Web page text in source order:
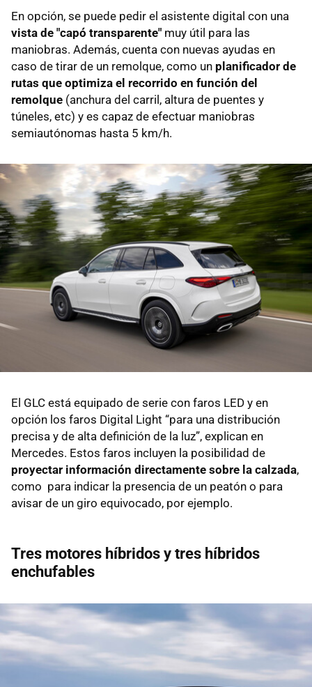
En opción, se puede pedir el asistente digital con una
vista de "capó transparente" muy útil para las
maniobras. Además, cuenta con nuevas ayudas en
caso de tirar de un remolque, como un planificador de
rutas que optimiza el recorrido en función del
remolque (anchura del carril, altura de puentes y
túneles, etc) y es capaz de efectuar maniobras
semiautónomas hasta 5 km/h.
El GLC está equipado de serie con faros LED y en
opción los faros Digital Light “para una distribución
precisa y de alta definición de la luz”, explican en
Mercedes. Estos faros incluyen la posibilidad de
proyectar información directamente sobre la calzada,
como para indicar la presencia de un peatón o para
avisar de un giro equivocado, por ejemplo.
Tres motores híbridos y tres híbridos
enchufables